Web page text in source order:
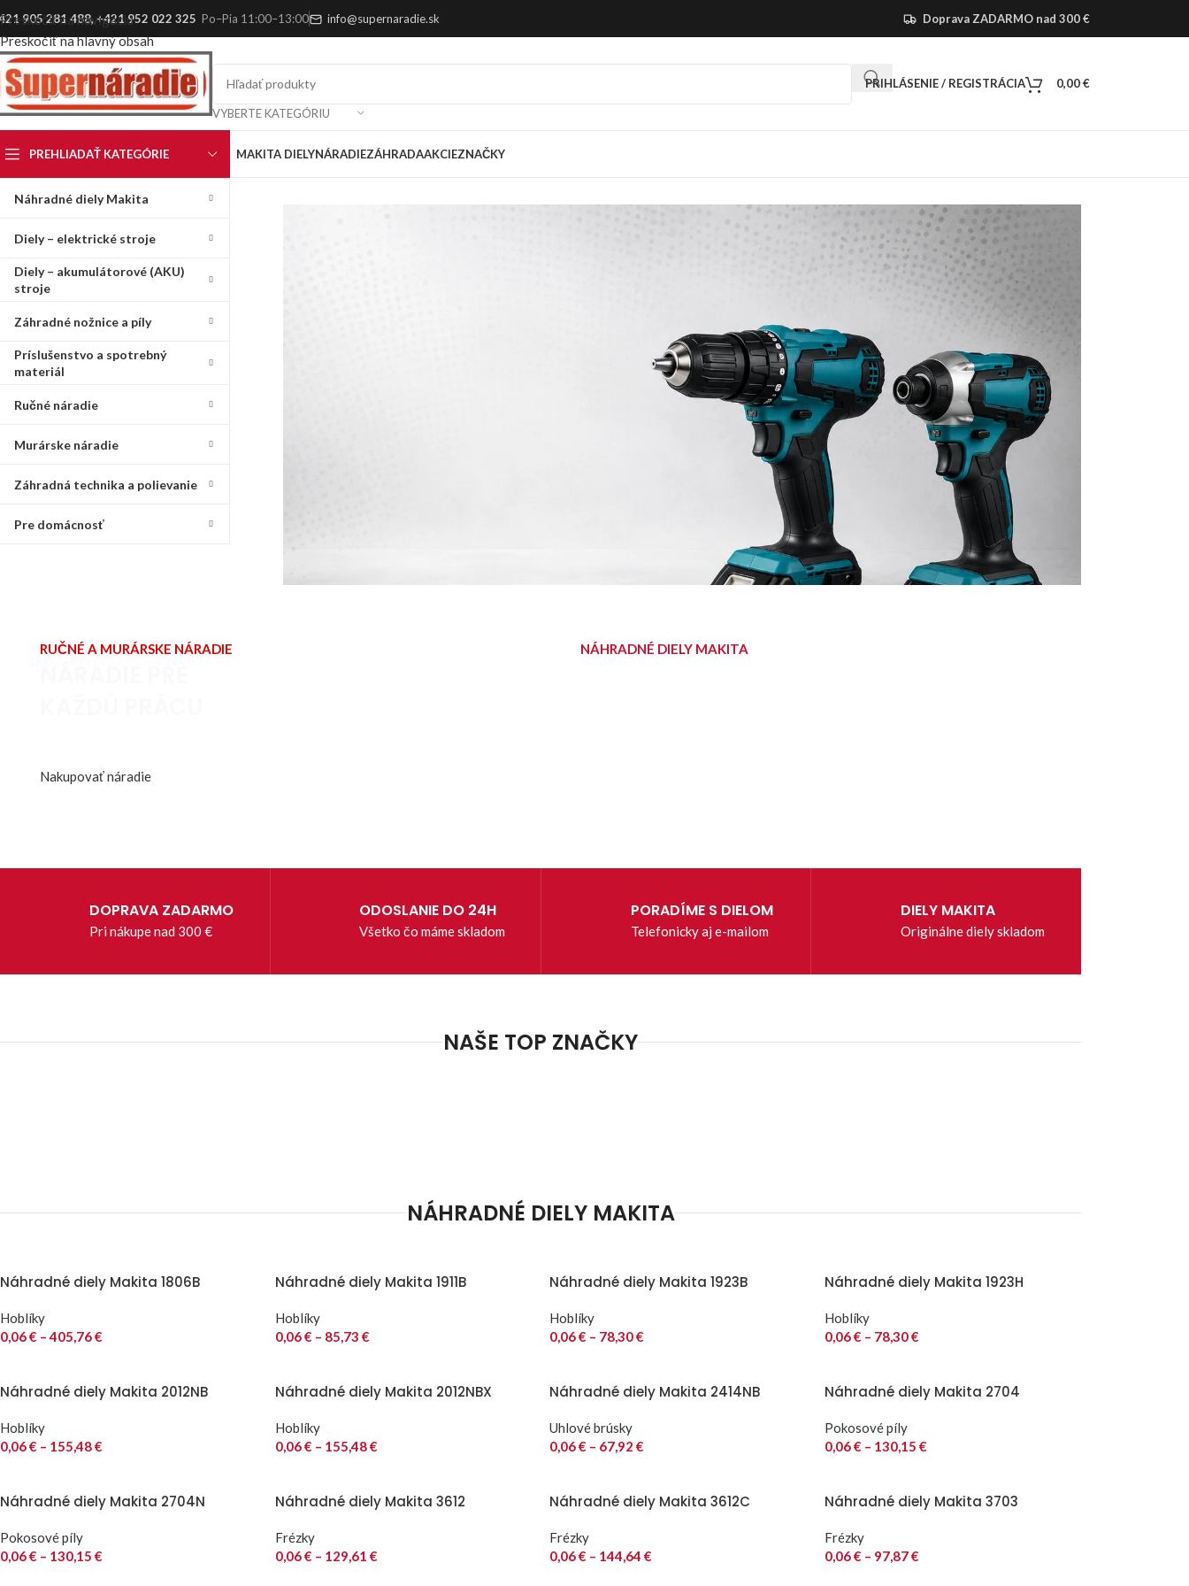
Preskočiť na navigáciu
Preskočiť na hlavný obsah
905 281 488,+421 952 022 325 Po–Pia 11:00–13:00 info@supernaradie.sk Doprava ZADARMO nad 300 €
VYBERTE KATEGÓRIU
PRIHLÁSENIE / REGISTRÁCIA 0,00€
PREHLIADAŤ KATEGÓRIE
Náhradné diely Makita
Diely – elektrické stroje
Diely – akumulátorové (AKU)
stroje
Záhradné nožnice a píly
Príslušenstvo a spotrebný
materiál
Ručné náradie
Murárske náradie
Záhradná technika a polievanie
Pre domácnosť
MAKITA DIELYNÁRADIEZÁHRADAAKCIEZNAČKY
RUČNÉ A MURÁRSKE NÁRADIE
Nakupovať náradie
NÁHRADNÉ DIELY MAKITA
DOPRAVA ZADARMO
Pri nákupe nad 300 €
ODOSLANIE DO 24H
Všetko čo máme skladom
PORADÍME S DIELOM
Telefonicky aj e-mailom
DIELY MAKITA
Originálne diely skladom
NAŠE TOP ZNAČKY
NÁHRADNÉ DIELY MAKITA
Náhradné diely Makita 1806B
Hoblíky
0,06€ – 405,76€
Náhradné diely Makita 1911B
Hoblíky
0,06€ – 85,73 €
Náhradné diely Makita 1923B
Hoblíky
0,06€ – 78,30€
Náhradné diely Makita 1923H
Hoblíky
0,06€ – 78,30€
Náhradné diely Makita 2012NB
Hoblíky
0,06€ – 155,48€
Náhradné diely Makita 2012NBX
Hoblíky
0,06€ – 155,48€
Náhradné diely Makita 2414NB
Uhlové brúsky
0,06€ – 67,92 €
Náhradné diely Makita 2704
Pokosové píly
0,06€ – 130,15 €
Náhradné diely Makita 2704N
Pokosové píly
0,06€ – 130,15 €
Náhradné diely Makita 3612
Frézky
0,06€ – 129,61 €
Náhradné diely Makita 3612C
Frézky
0,06€ – 144,64 €
Náhradné diely Makita 3703
Frézky
0,06€ – 97,87€